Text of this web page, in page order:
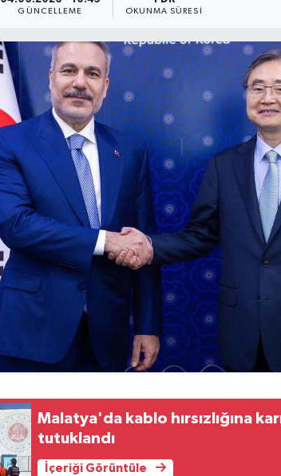
GÜNCELLEME OKUNMA SÜRESI
Malatya'da kablo hırsızlığına
tutuklandı
İçeriği Görüntüle